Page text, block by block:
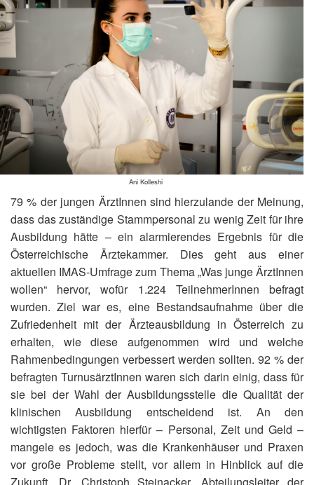
Ani Kolleshi
79 % der jungen ÄrztInnen sind hierzulande der Meinung,
dass das zuständige Stammpersonal zu wenig Zeit für ihre
Ausbildung hätte – ein alarmierendes Ergebnis für die
Österreichische Ärztekammer. Dies geht aus einer
aktuellen IMAS-Umfrage zum Thema „Was junge ÄrztInnen
wollen“ hervor, wofür 1.224 TeilnehmerInnen befragt
wurden. Ziel war es, eine Bestandsaufnahme über die
Zufriedenheit mit der Ärzteausbildung in Österreich zu
erhalten, wie diese aufgenommen wird und welche
Rahmenbedingungen verbessert werden sollten. 92 % der
befragten TurnusärztInnen waren sich darin einig, dass für
sie bei der Wahl der Ausbildungsstelle die Qualität der
klinischen Ausbildung entscheidend ist. An den
wichtigsten Faktoren hierfür – Personal, Zeit und Geld –
mangele es jedoch, was die Krankenhäuser und Praxen
vor große Probleme stellt, vor allem in Hinblick auf die
Zukunft. Dr. Christoph Steinacker, Abteilungsleiter der